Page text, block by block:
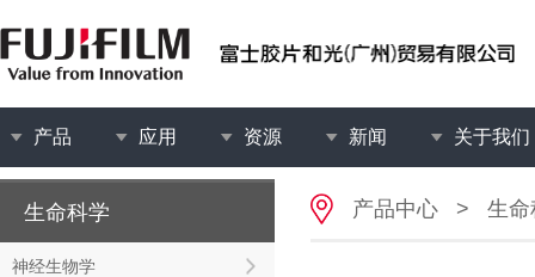
产品 应用 资源 新闻 关于我们
生命科学
神经生物学
产品中心 > 生命